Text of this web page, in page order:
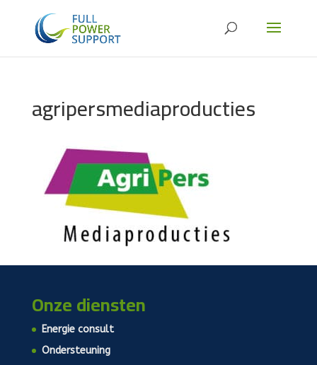
agripersmediaproducties
Onze diensten
Energie consult
Ondersteuning